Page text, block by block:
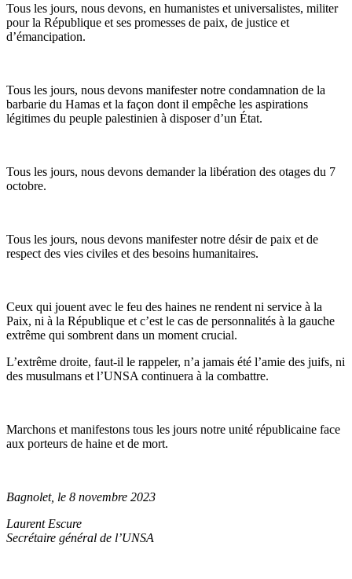
Tous les jours, nous devons, en humanistes et universalistes, militer
pour la République et ses promesses de paix, de justice et
d’émancipation.
Tous les jours, nous devons manifester notre condamnation de la
barbarie du Hamas et la façon dont il empêche les aspirations
légitimes du peuple palestinien à disposer d’un État.
Tous les jours, nous devons demander la libération des otages du 7
octobre.
Tous les jours, nous devons manifester notre désir de paix et de
respect des vies civiles et des besoins humanitaires.
Ceux qui jouent avec le feu des haines ne rendent ni service à la
Paix, ni à la République et c’est le cas de personnalités à la gauche
extrême qui sombrent dans un moment crucial.
L’extrême droite, faut-il le rappeler, n’a jamais été l’amie des juifs, ni
des musulmans et l’UNSA continuera à la combattre.
Marchons et manifestons tous les jours notre unité républicaine face
aux porteurs de haine et de mort.
Bagnolet, le 8 novembre 2023
Laurent Escure
Secrétaire général de l’UNSA